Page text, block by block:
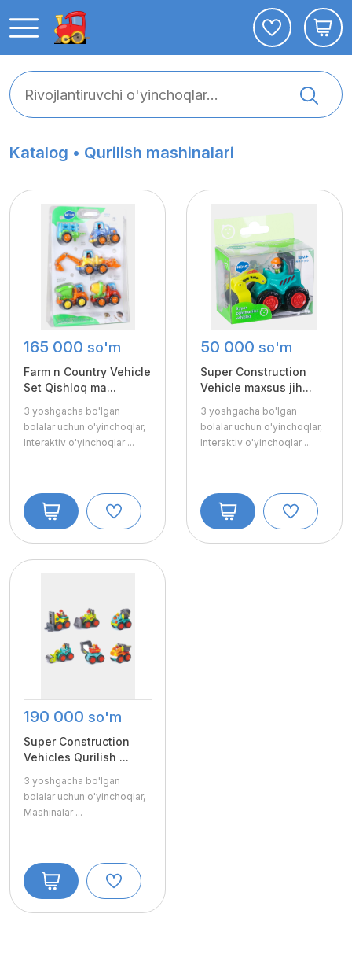
Katalog • Qurilish mashinalari
165 000 so'm
Farm n Country Vehicle
Set Qishloq ma...
3 yoshgacha bo'lgan
bolalar uchun o'yinchoqlar,
Interaktiv o'yinchoqlar ...
50 000 so'm
Super Construction
Vehicle maxsus jih...
3 yoshgacha bo'lgan
bolalar uchun o'yinchoqlar,
Interaktiv o'yinchoqlar...
190 000 so'm
Super Construction
Vehicles Qurilish ...
3 yoshgacha bo'lgan
bolalar uchun o'yinchoqlar,
Mashinalar ...